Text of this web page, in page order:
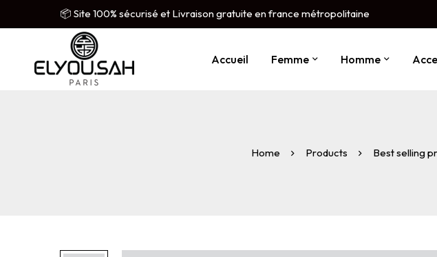
📦 Site 100% sécurisé et Livraison gratuite en france métropolitaine
Accueil Femme Homme
Home Products Best selling